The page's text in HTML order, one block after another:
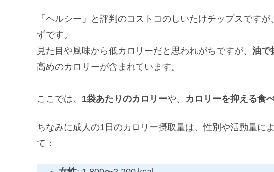
「ヘルシー」と評判のコストコのしいたけチップスです
ずです。
見た目や風味から低カロリーだと思われがちですが、 油で
高めのカロリーが含まれています。
ここでは、 1袋あたりのカロリーや、 カロリーを抑える食
ちなみに成人の1日のカロリー摂取量は、性別や活動量に
て：